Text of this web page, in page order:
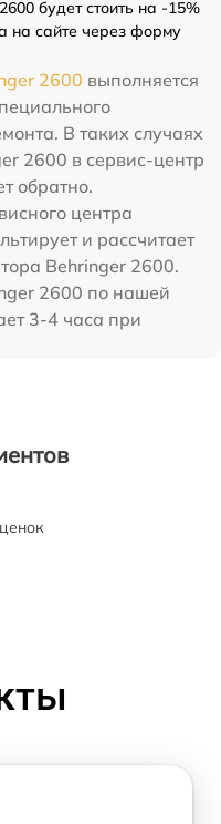
будет стоить на -15%
на сайте через форму
2600 выполняется
В таких случаях
2600 в сервис-центр
обратно.
центра
и рассчитает
Behringer 2600.
2600 по нашей
3-4 часа при